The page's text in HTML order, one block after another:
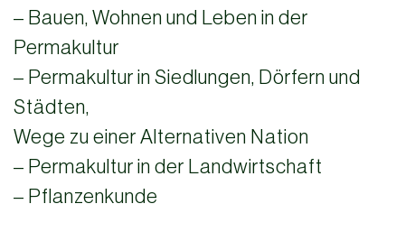
– Bauen, Wohnen und Leben in der
Permakultur
– Permakultur in Siedlungen, Dörfern und
Städten,
Wege zu einer Alternativen Nation
– Permakultur in der Landwirtschaft
– Pflanzenkunde